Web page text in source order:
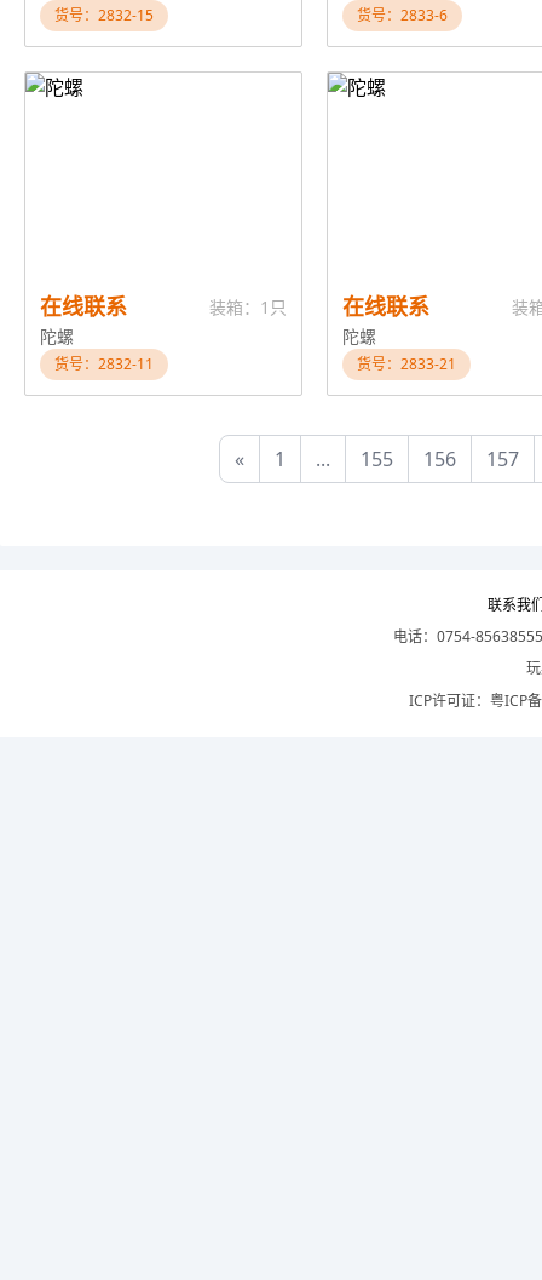
货号：2832-15 货号：2833-6
在线联系
装箱：1只
陀螺
货号：2832-11
在线联系
装
陀螺
货号：2833-21
« 1 ... 155 156 157
联系我
电话：0754-
ICP许可证： 粤ICP